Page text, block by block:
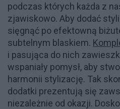
podczas których każda z
zjawiskowo. Aby dodać
sięgnąć po efektowną
subtelnym blaskiem.
i pasująca do nich
wspaniały pomysł, aby
harmonii stylizację. Tak
dodatki prezentują się
niezależnie od okazji.